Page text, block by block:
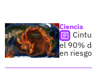
Ciencia
el 90%
en